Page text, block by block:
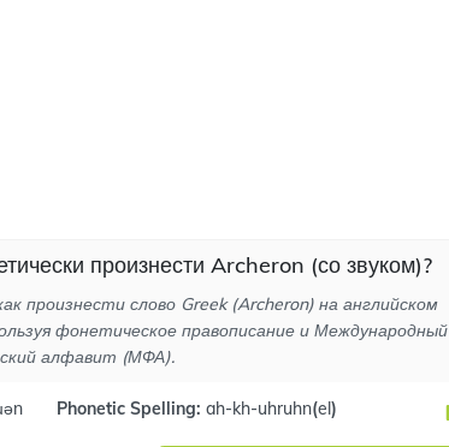
произнести Archeron (со звуком)?
произнести слово Greek (Archeron) на английском
фонетическое правописание и Международный
алфавит (МФА).
Phonetic Spelling: ah-kh-uhruhn(el)